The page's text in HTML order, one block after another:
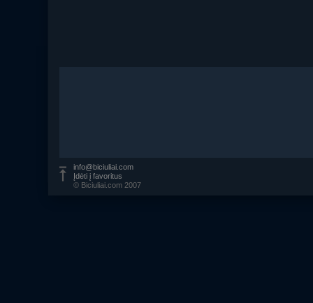
info@biciuliai.com
Įdėti į favoritus
© Biciuliai.com 2007